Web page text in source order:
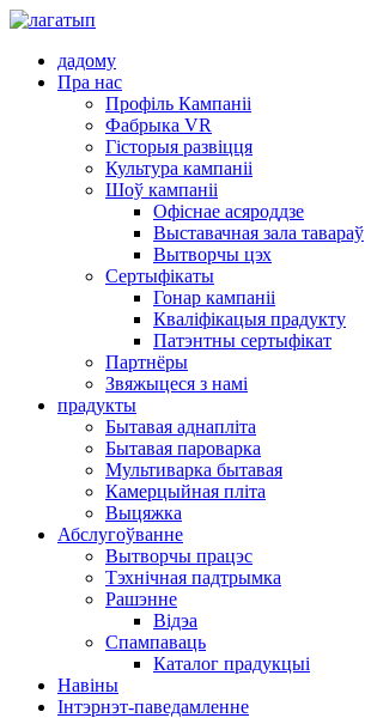
дадому
Пра нас
Профіль Кампаніі
Фабрыка VR
Гісторыя развіцця
Культура кампаніі
Шоў кампаніі
Офіснае асяроддзе
Выставачная зала тавараў
Вытворчы цэх
Сертыфікаты
Гонар кампаніі
Кваліфікацыя прадукту
Патэнтны сертыфікат
Партнёры
Звяжыцеся з намі
прадукты
Бытавая аднапліта
Бытавая пароварка
Мультиварка бытавая
Камерцыйная пліта
Выцяжка
Абслугоўванне
Вытворчы працэс
Тэхнічная падтрымка
Рашэнне
Відэа
Спампаваць
Каталог прадукцыі
Навіны
Інтэрнэт-паведамленне